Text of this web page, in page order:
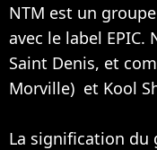
NTM est un
avec le label EPIC.
Saint Denis, et
Morville) et Kool
La signification du